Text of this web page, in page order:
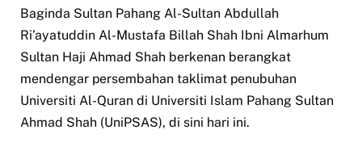
Baginda Sultan Pahang Al-Sultan Abdullah
Ri’ayatuddin Al-Mustafa Billah Shah Ibni Almarhum
Sultan Haji Ahmad Shah berkenan berangkat
mendengar persembahan taklimat penubuhan
Universiti Al-Quran di Universiti Islam Pahang Sultan
Ahmad Shah (UniPSAS), di sini hari ini.